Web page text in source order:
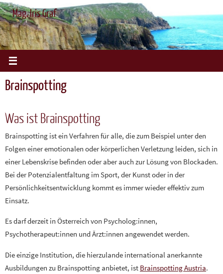
Zum
Inhalt
springen
Mag. Iris Graf
Brainspotting
Was ist Brainspotting
Brainspotting ist ein Verfahren für alle, die zum Beispiel unter den
Folgen einer emotionalen oder körperlichen Verletzung leiden, sich in
einer Lebenskrise befinden oder aber auch zur Lösung von Blockaden.
Bei der Potenzialentfaltung im Sport, der Kunst oder in der
Persönlichkeitsentwicklung kommt es immer wieder effektiv zum
Einsatz.
Es darf derzeit in Österreich von Psycholog:innen,
Psychotherapeut:innen und Ärzt:innen angewendet werden.
Die einzige Institution, die hierzulande international anerkannte
Ausbildungen zu Brainspotting anbietet, ist Brainspotting Austria.